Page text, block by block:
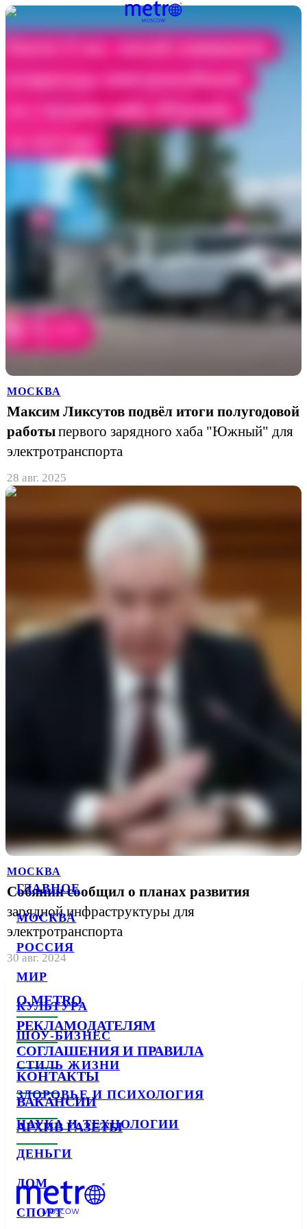
ГЛАВНОЕ
МОСКВА
РОССИЯ
МИР
КУЛЬТУРА
ШОУ-БИЗНЕС
СТИЛЬ ЖИЗНИ
ЗДОРОВЬЕ И ПСИХОЛОГИЯ
НАУКА И ТЕХНОЛОГИИ
ДЕНЬГИ
ДОМ
СПОРТ
МОСКВА
Максим Ликсутов подвёл итоги полугодовой
работыпервого зарядного хаба "Южный" для
электротранспорта
28 авг. 2025
МОСКВА
Собянин сообщил о планах развития
зарядной инфраструктуры для
электротранспорта
30 авг. 2024
О METRO
РЕКЛАМОДАТЕЛЯМ
СОГЛАШЕНИЯ И ПРАВИЛА
КОНТАКТЫ
ВАКАНСИИ
АРХИВ ГАЗЕТЫ